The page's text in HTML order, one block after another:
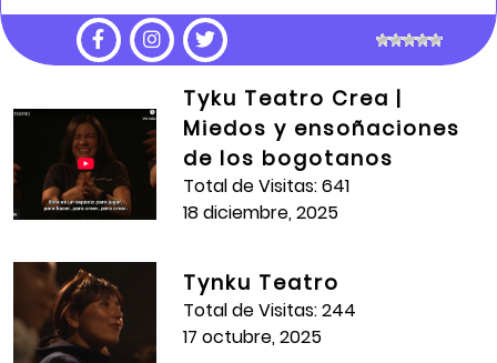
Fecha de Publicación: 4 julio, 2018
Crea:Roma
Artista Formador:Manuel Ballesteros
Estudiante (s):
Maria Fernanda Vargas Andrade,
Castro, Sofía París González, Hannha Sophia
Cárdenas Oviedo, Valentina Gamboa Morales,
Valeria Alejandra López Cruz, Sara Sayary Sánchez
Roa, Vanneza Muñoz Palma, Nicole Martha Johana
Tyku Teatro Crea |
Miedos y ensoñaciones
de los bogotanos
Total de Visitas: 641
18 diciembre, 2025
Tynku Teatro
Total de Visitas: 244
17 octubre, 2025